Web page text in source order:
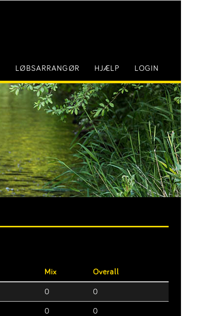
LØBSARRANGØR HJÆLP LOGIN
Mix Overall
0 0
0 0